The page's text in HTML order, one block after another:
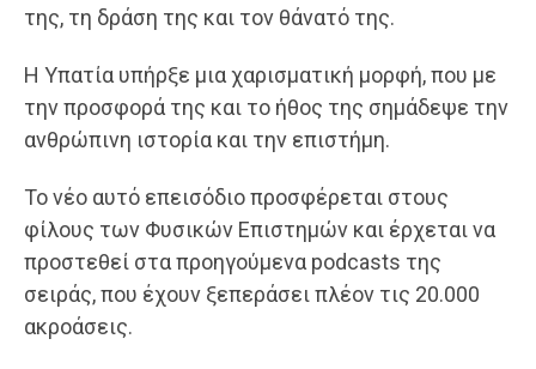
της, τη δράση της και τον θάνατό της.
Η Υπατία υπήρξε μια χαρισματική μορφή, που με
την προσφορά της και το ήθος της σημάδεψε την
ανθρώπινη ιστορία και την επιστήμη.
Το νέο αυτό επεισόδιο προσφέρεται στους
φίλους των Φυσικών Επιστημών και έρχεται να
προστεθεί στα προηγούμενα podcasts της
σειράς, που έχουν ξεπεράσει πλέον τις 20.000
ακροάσεις.